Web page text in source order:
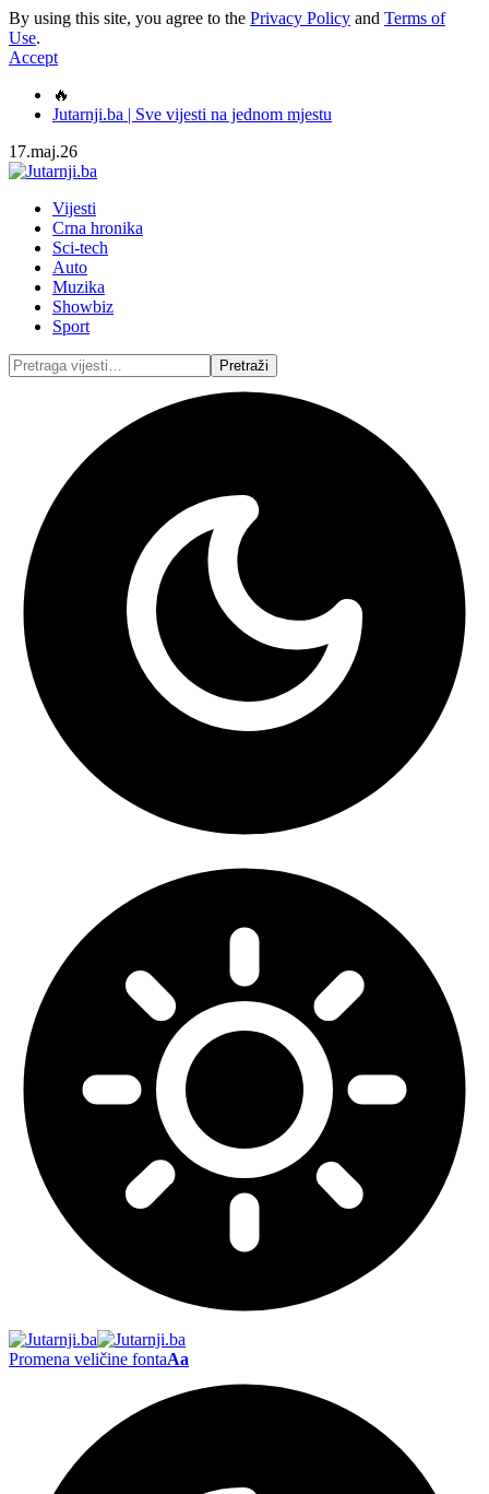
By using this site, you agree to the Privacy Policy and Terms of
Use.
Accept
🔥
Jutarnji.ba | Sve vijesti na jednom mjestu
17.maj.26
Vijesti
Crna hronika
Sci-tech
Auto
Muzika
Showbiz
Sport
Promena veličine fontaAa